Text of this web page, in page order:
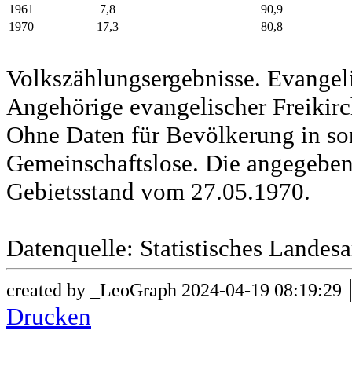
1961
7,8
90,9
1970
17,3 80,8
Volkszählungsergebnisse.
Angehörige evangelischer
Ohne Daten für Bevölkerung in
Gemeinschaftslose. Die
Gebietsstand vom 27.05.1970.
Datenquelle: Statistisches
created by _LeoGraph 2024-04-19 08:19:29
Drucken